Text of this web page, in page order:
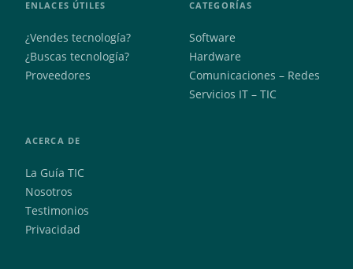
ENLACES ÚTILES
¿Vendes tecnología?
¿Buscas tecnología?
Proveedores
CATEGORÍAS
Software
Hardware
Comunicaciones – Redes
Servicios IT – TIC
ACERCA DE
La Guía TIC
Nosotros
Testimonios
Privacidad